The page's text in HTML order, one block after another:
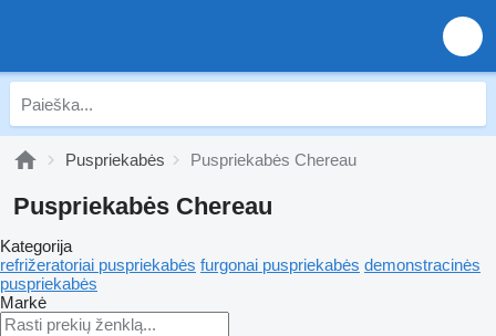
Puspriekabės Puspriekabės Chereau
Puspriekabės Chereau
Kategorija
refrižeratoriai puspriekabės furgonai puspriekabės demonstracinės
puspriekabės
Markė